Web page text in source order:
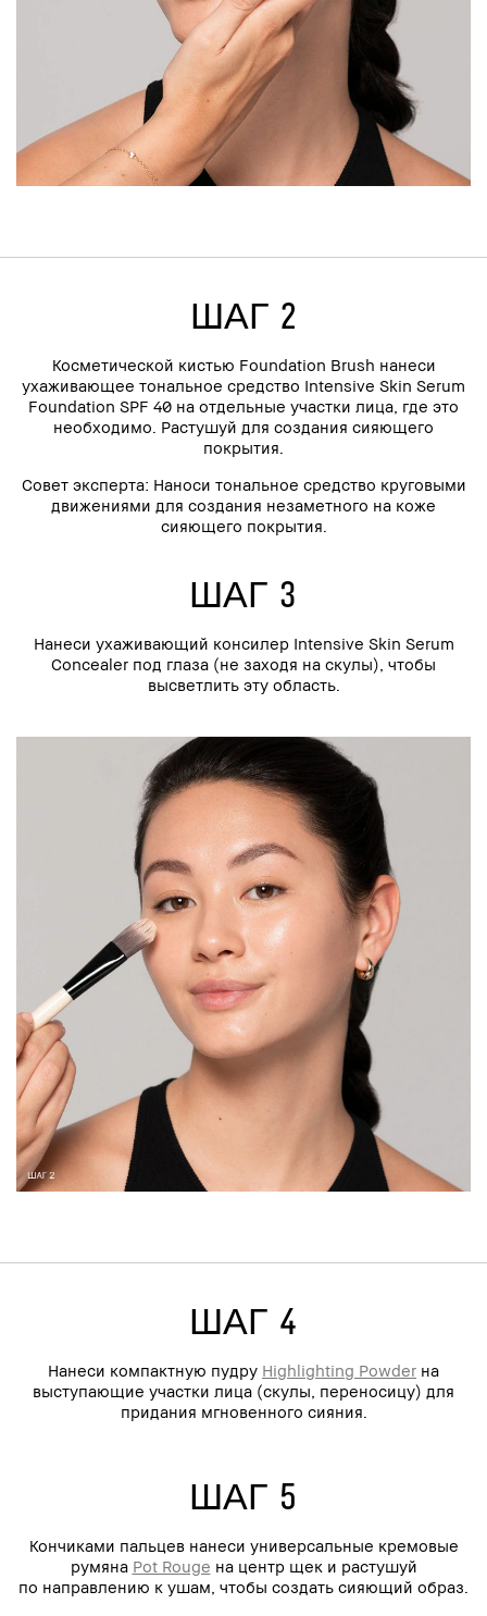
ШАГ 2
Косметической кистью Foundation Brush нанеси
ухаживающее тональное средство Intensive Skin Serum
Foundation SPF 40 на отдельные участки лица, где это
необходимо. Растушуй для создания сияющего
покрытия.
Совет эксперта: Наноси тональное средство круговыми
движениями для создания незаметного на коже
сияющего покрытия.
ШАГ 3
Нанеси ухаживающий консилер Intensive Skin Serum
Concealer под глаза (не заходя на скулы), чтобы
высветлить эту область.
ШАГ 4
Нанеси компактную пудру Highlighting Powder на
выступающие участки лица (скулы, переносицу) для
придания мгновенного сияния.
ШАГ 5
Кончиками пальцев нанеси универсальные кремовые
румяна Pot Rouge на центр щек и растушуй
по направлению к ушам, чтобы создать сияющий образ.